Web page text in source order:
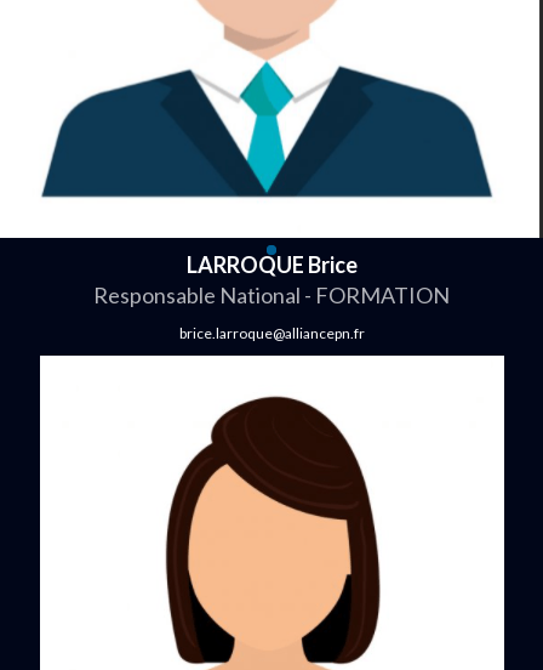
LARROQUE Brice
Responsable National - FORMATION
brice.larroque@alliancepn.fr